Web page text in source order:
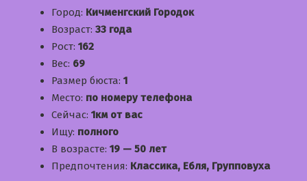
Город: Кичменгский Городок
Возраст: 33 года
Рост: 162
Вес: 69
Размер бюста: 1
Место: по номеру телефона
Сейчас: 1км от вас
Ищу: полного
В возрасте: 19 — 50 лет
Предпочтения: Классика, Ебля, Групповуха